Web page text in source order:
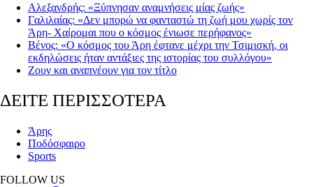
Αλεξανδρής: «Ξύπνησαν αναμνήσεις μίας ζωής»
Γαλιλαίας: «Δεν μπορώ να φανταστώ τη ζωή μου χωρίς τον
Άρη- Χαίρομαι που ο κόσμος ένιωσε περήφανος»
Βένος: «Ο κόσμος του Άρη έφτανε μέχρι την Τσιμισκή, οι
εκδηλώσεις ήταν αντάξιες της ιστορίας του συλλόγου»
Ζουν και αναπνέουν για τον τίτλο
ΔΕΙΤΕ ΠΕΡΙΣΣΟΤΕΡΑ
Άρης
Ποδόσφαιρο
Sports
FOLLOW US